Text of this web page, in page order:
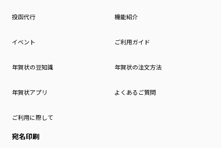
投函代行 機能紹介
イベント ご利用ガイド
年賀状の豆知識 年賀状の注文方法
年賀状アプリ よくあるご質問
ご利用に際して
宛名印刷